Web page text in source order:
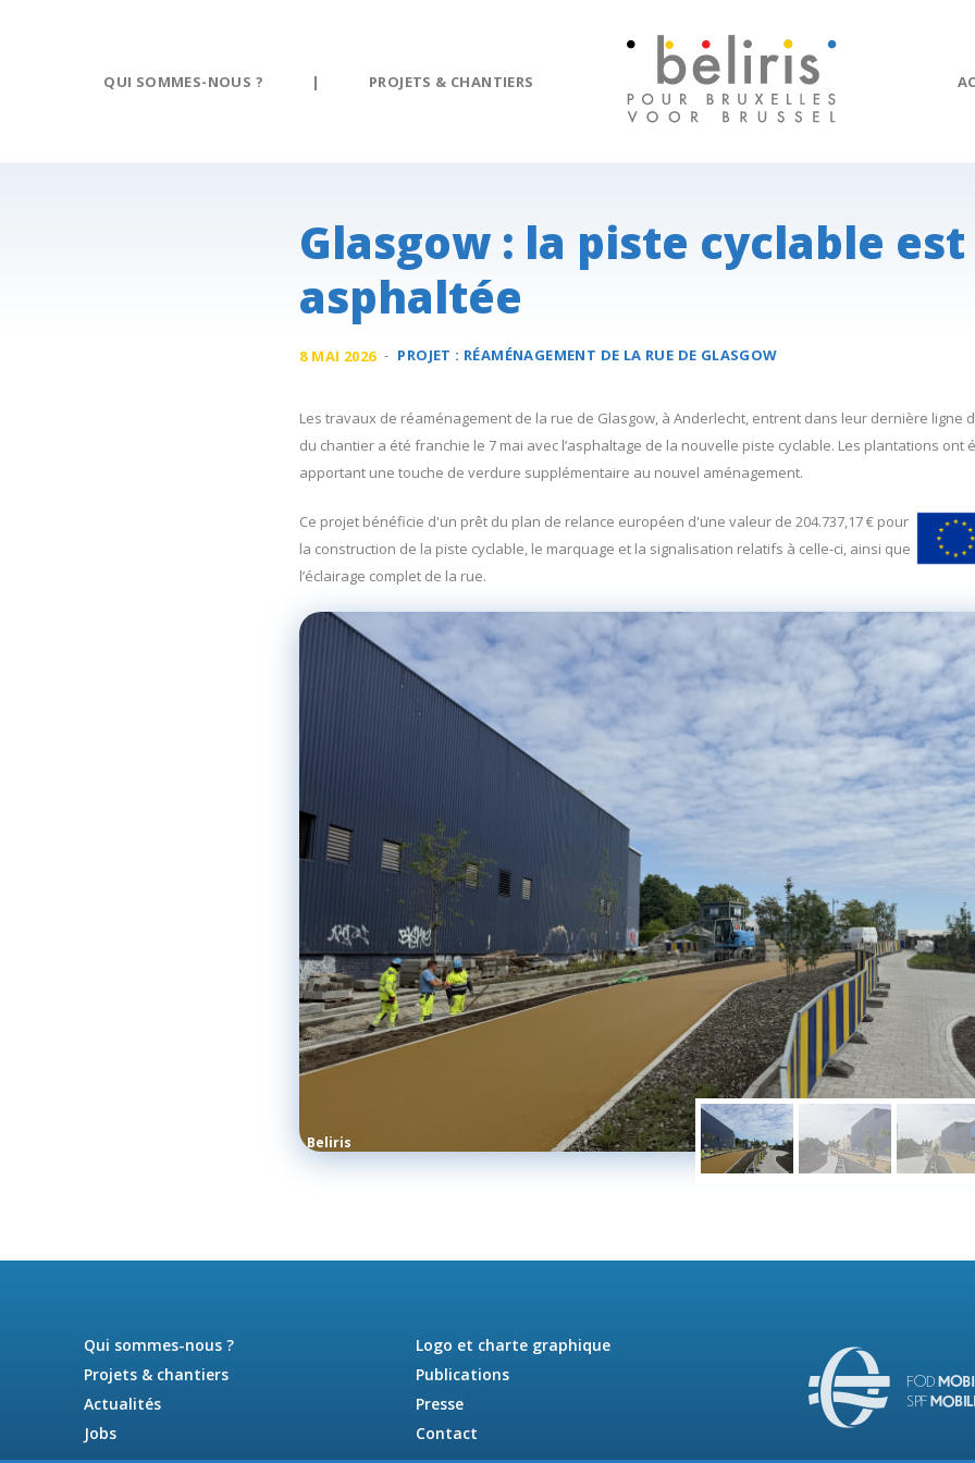
QUI SOMMES-NOUS ? | PROJETS & CHANTIERS
Glasgow : la piste cyclable est
asphaltée
8 MAI 2026 - PROJET : RÉAMÉNAGEMENT DE LA RUE DE GLASGOW
Les travaux de réaménagement de la rue de Glasgow, à Anderlecht, entrent dans leur dernière ligne
du chantier a été franchie le 7 mai avec l’asphaltage de la nouvelle piste cyclable. Les plantations ont
apportant une touche de verdure supplémentaire au nouvel aménagement.
Ce projet bénéficie d'un prêt du plan de relance européen d'une valeur de 204.737,17 € pour
la construction de la piste cyclable, le marquage et la signalisation relatifs à celle-ci, ainsi que
l’éclairage complet de la rue.
Beliris
Qui sommes-nous ?
Projets & chantiers
Actualités
Jobs
Logo et charte graphique
Publications
Presse
Contact